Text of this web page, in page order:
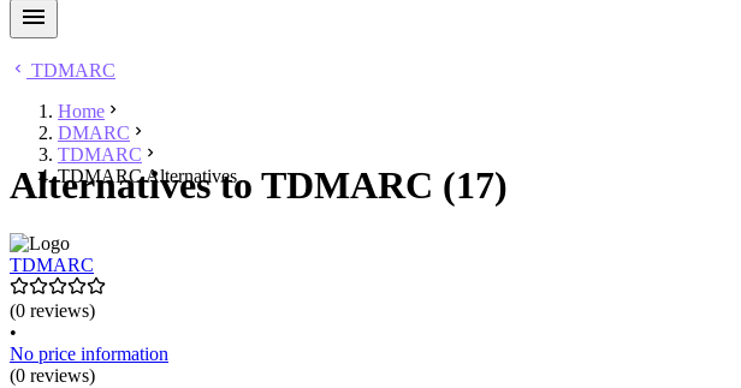
TDMARC
Home
DMARC
TDMARC
TDMARC Alternatives
Alternatives to TDMARC (17)
TDMARC
(0 reviews)
•
No price information
(0 reviews)